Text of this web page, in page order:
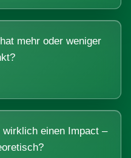
mehr oder weniger
einen Impact –